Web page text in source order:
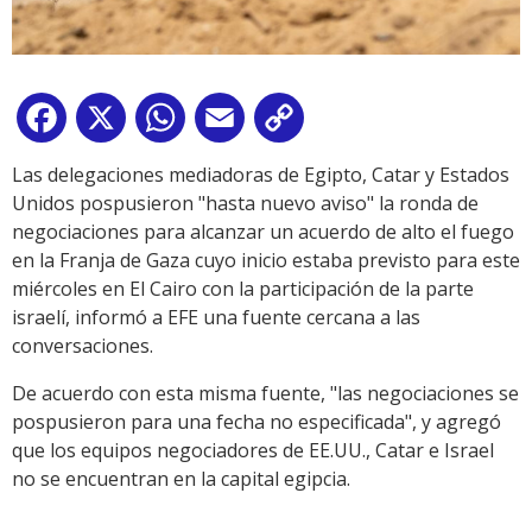
Facebook
X WhatsApp
Email
Link
Las delegaciones mediadoras de Egipto, Catar y Estados
Unidos pospusieron "hasta nuevo aviso" la ronda de
negociaciones para alcanzar un acuerdo de alto el fuego
en la Franja de Gaza cuyo inicio estaba previsto para este
miércoles en El Cairo con la participación de la parte
israelí, informó a EFE una fuente cercana a las
conversaciones.
De acuerdo con esta misma fuente, "las negociaciones se
pospusieron para una fecha no especificada", y agregó
que los equipos negociadores de EE.UU., Catar e Israel
no se encuentran en la capital egipcia.